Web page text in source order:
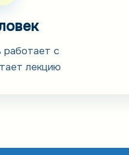
работает с
лекцию